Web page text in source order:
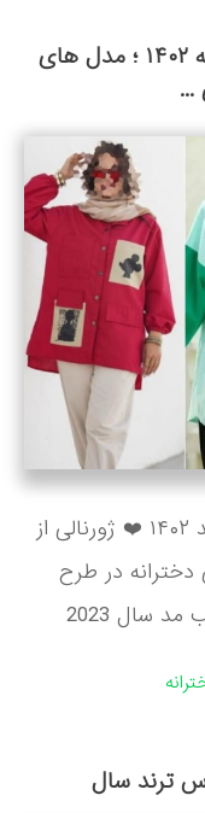
۵۰ مدل مانتو میکی موس دخترانه ۱۴۰۲ ؛ مدل های
...
مدل مانتو میکی موس دخترانه جدید ۱۴۰۲ ❤️ ژورنالی از
در طرح
سال 2023